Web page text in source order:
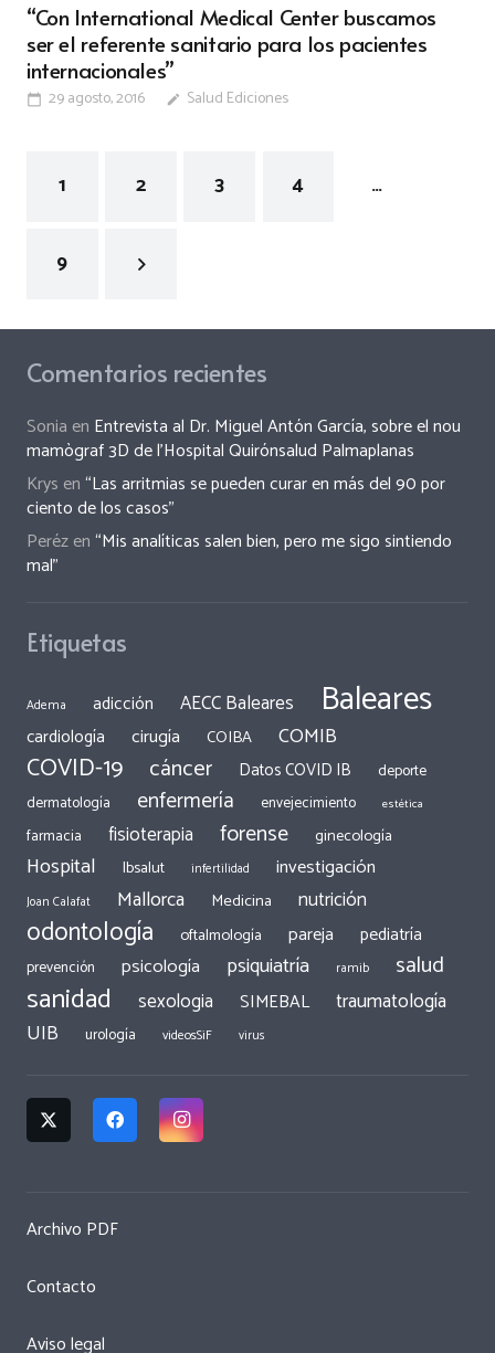
“Con International Medical Center buscamos
ser el referente sanitario para los pacientes
internacionales”
calendar_today 29 agosto, 2016 edit Salud Ediciones
1 2 3 4 …
9
Comentarios recientes
Sonia en Entrevista al Dr. Miguel Antón García, sobre el nou
mamògraf 3D de l’Hospital Quirónsalud Palmaplanas
Krys en“Las arritmias se pueden curar en más del 90 por
ciento de los casos”
Perézen“Mis analíticas salen bien, pero me sigo sintiendo
mal”
Etiquetas
Adema adicción AECC Baleares Baleares
cardiología cirugía COIBA COMIB
COVID-19 cáncer Datos COVID IB
deporte
dermatología
enfermería envejecimiento estética
farmacia fisioterapia forense ginecología
Hospital Ibsalut infertilidad investigación
Joan Calafat Mallorca Medicina nutrición
odontología oftalmología pareja pediatría
prevención psicología psiquiatría ramib salud
sanidad sexologia SIMEBAL traumatología
UIB urología videosSiF virus
Archivo PDF
Contacto
Aviso legal